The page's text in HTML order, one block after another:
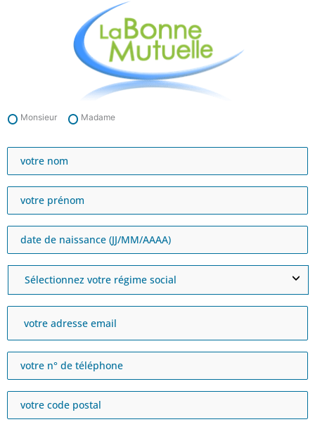
Monsieur Madame